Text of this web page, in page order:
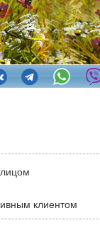
клиентом